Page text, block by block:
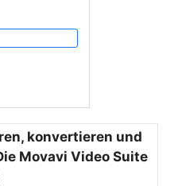
konvertieren und
Movavi Video Suite